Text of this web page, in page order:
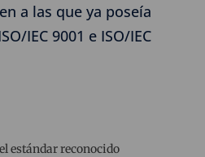
a las que ya poseía
IEC 9001 e ISO/IEC
estándar reconocido